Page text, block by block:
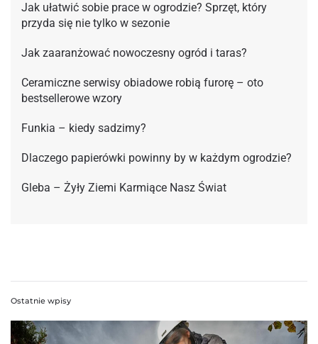
Jak ułatwić sobie prace w ogrodzie? Sprzęt, który
przyda się nie tylko w sezonie
Jak zaaranżować nowoczesny ogród i taras?
Ceramiczne serwisy obiadowe robią furorę – oto
bestsellerowe wzory
Funkia – kiedy sadzimy?
Dlaczego papierówki powinny by w każdym ogrodzie?
Gleba – Żyły Ziemi Karmiące Nasz Świat
Ostatnie wpisy